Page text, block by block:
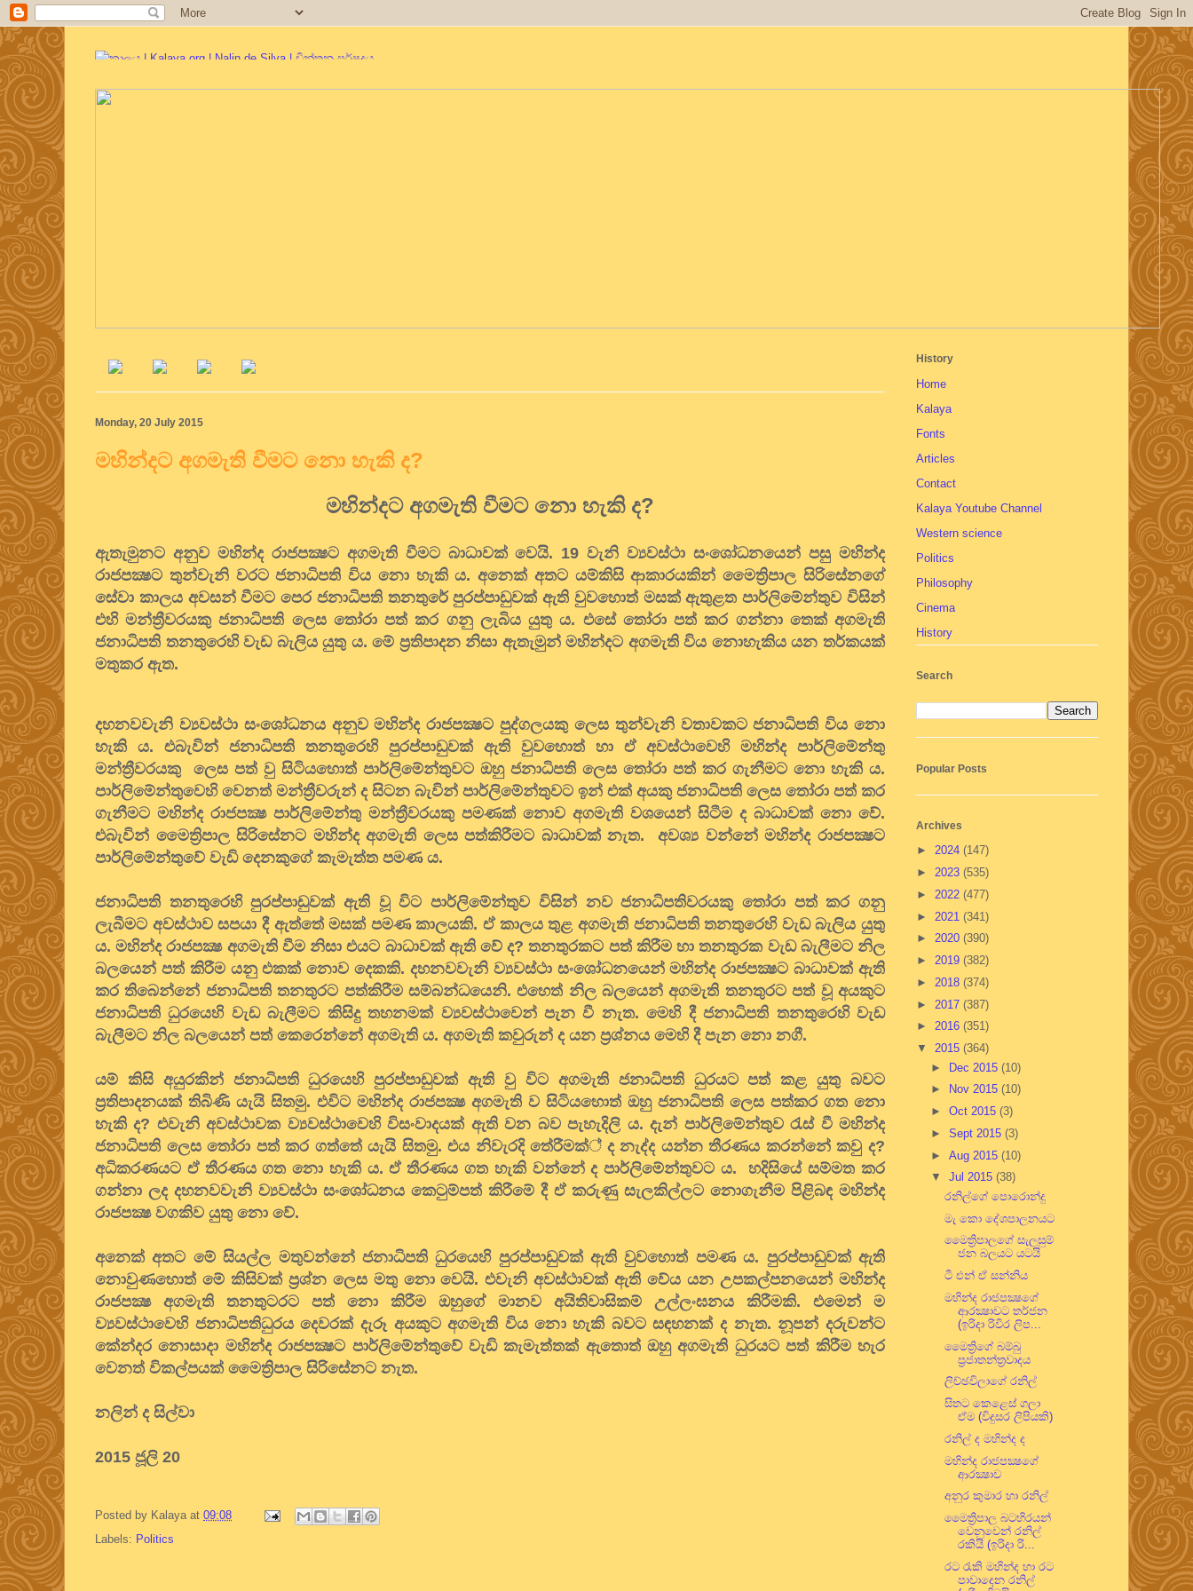
Monday, 20 July 2015
මහින්දට අගමැති වීමට නො හැකි ද?
මහින්දට අගමැති වීමට නො හැකි ද?
ඇතැමුනට අනුව මහින්ද රාජපක්‍ෂට අගමැති වීමට බාධාවක් වෙයි. 19 වැනි ව්‍යවස්ථා සංශෝධනයෙන් පසු මහින්ද
රාජපක්‍ෂට තුන්වැනි වරට ජනාධිපති විය නො හැකි ය. අනෙක් අතට යම්කිසි ආකාරයකින් මෛත්‍රිපාල සිරිසේනගේ
සේවා කාලය අවසන් වීමට පෙර ජනාධිපති තනතුරේ පුරප්පාඩුවක් ඇති වුවහොත් මසක් ඇතුළත පාර්ලිමේන්තුව විසින්
එහි මන්ත්‍රීවරයකු ජනාධිපති ලෙස තෝරා පත් කර ගනු ලැබිය යුතු ය. එසේ තෝරා පත් කර ගන්නා තෙක් අගමැති
ජනාධිපති තනතුරෙහි වැඩ බැලිය යුතු ය. මේ ප්‍රතිපාදන නිසා ඇතැමුන් මහින්දට අගමැති විය නොහැකිය යන තර්කයක්
මතුකර ඇත.
දහනවවැනි ව්‍යවස්ථා සංශෝධනය අනුව මහින්ද රාජපක්‍ෂට පුද්ගලයකු ලෙස තුන්වැනි වතාවකට ජනාධිපති විය නො
හැකි ය. එබැවින් ජනාධිපති තනතුරෙහි පුරප්පාඩුවක් ඇති වුවහොත් හා ඒ අවස්ථාවෙහි මහින්ද පාර්ලිමේන්තු
මන්ත්‍රීවරයකු ලෙස පත් වු සිටියහොත් පාර්ලිමේන්තුවට ඔහු ජනාධිපති ලෙස තෝරා පත් කර ගැනීමට නො හැකි ය.
පාර්ලිමේන්තුවෙහි වෙනත් මන්ත්‍රීවරුන් ද සිටන බැවින් පාර්ලිමේන්තුවට ඉන් එක් අයකු ජනාධිපති ලෙස තෝරා පත් කර
ගැනීමට මහින්ද රාජපක්‍ෂ පාර්ලිමේන්තු මන්ත්‍රීවරයකු පමණක් නොව අගමැති වශයෙන් සිටීම ද බාධාවක් නො වේ.
එබැවින් මෛත්‍රිපාල සිරිසේනට මහින්ද අගමැති ලෙස පත්කිරීමට බාධාවක් නැත. අවශ්‍ය වන්නේ මහින්ද රාජපක්‍ෂට
පාර්ලිමේන්තුවේ වැඩි දෙනකුගේ කැමැත්ත පමණ ය.
ජනාධිපති තනතුරෙහි පුරප්පාඩුවක් ඇති වූ විට පාර්ලිමේන්තුව විසින් නව ජනාධිපතිවරයකු තෝරා පත් කර ගනු
ලැබීමට අවස්ථාව සපයා දී ඇත්තේ මසක් පමණ කාලයකි. ඒ කාලය තුළ අගමැති ජනාධිපති තනතුරෙහි වැඩ බැලිය යුතු
ය. මහින්ද රාජපක්‍ෂ අගමැති වීම නිසා එයට බාධාවක් ඇති වේ ද? තනතුරකට පත් කිරීම හා තනතුරක වැඩ බැලීමට නිල
බලයෙන් පත් කිරීම යනු එකක් නොව දෙකකි. දහනවවැනි ව්‍යවස්ථා සංශෝධනයෙන් මහින්ද රාජපක්‍ෂට බාධාවක් ඇති
කර තිබෙන්නේ ජනාධිපති තනතුරට පත්කිරීම සම්බන්ධයෙනි. එහෙත් නිල බලයෙන් අගමැති තනතුරට පත් වූ අයකුට
ජනාධිපති ධුරයෙහි වැඩ බැලීමට කිසිදු තහනමක් ව්‍යවස්ථාවෙන් පැන වී නැත. මෙහි දී ජනාධිපති තනතුරෙහි වැඩ
බැලීමට නිල බලයෙන් පත් කෙරෙන්නේ අගමැති ය. අගමැති කවුරුන් ද යන ප්‍රශ්නය මෙහි දී පැන නො නගී.
යම් කිසි අයුරකින් ජනාධිපති ධුරයෙහි පුරප්පාඩුවක් ඇති වු විට අගමැති ජනාධිපති ධුරයට පත් කළ යුතු බවට
ප්‍රතිපාදනයක් තිබිණි යැයි සිතමු. එවිට මහින්ද රාජපක්‍ෂ අගමැති ව සිටියහොත් ඔහු ජනාධිපති ලෙස පත්කර ගත නො
හැකි ද? එවැනි අවස්ථාවක ව්‍යවස්ථාවෙහි විසංවාදයක් ඇති වන බව පැහැදිලි ය. දැන් පාර්ලිමේන්තුව රැස් වී මහින්ද
ජනාධිපති ලෙස තෝරා පත් කර ගත්තේ යැයි සිතමු. එය නිවැරදි තේරීමක්් ද නැද්ද යන්න තීරණය කරන්නේ කවු ද?
අධිකරණයට ඒ තීරණය ගත නො හැකි ය. ඒ තීරණය ගත හැකි වන්නේ ද පාර්ලිමේන්තුවට ය. හදිසියේ සම්මත කර
ගන්නා ලද දහනවවැනි ව්‍යවස්ථා සංශෝධනය කෙටුම්පත් කිරීමේ දී ඒ කරුණු සැලකිල්ලට නොගැනීම පිළිබඳ මහින්ද
රාජපක්‍ෂ වගකිව යුතු නො වේ.
අනෙක් අතට මේ සියල්ල මතුවන්නේ ජනාධිපති ධුරයෙහි පුරප්පාඩුවක් ඇති වුවහොත් පමණ ය. පුරප්පාඩුවක් ඇති
නොවුණහොත් මේ කිසිවක් ප්‍රශ්න ලෙස මතු නො වෙයි. එවැනි අවස්ථාවක් ඇති වේය යන උපකල්පනයෙන් මහින්ද
රාජපක්‍ෂ අගමැති තනතුටරට පත් නො කිරීම ඔහුගේ මානව අයිතිවාසිකම් උල්ලංඝනය කිරීමකි. එමෙන් ම
ව්‍යවස්ථාවෙහි ජනාධිපතිධුරය දෙවරක් දැරූ අයකුට අගමැති විය නො හැකි බවට සඳහනක් ද නැත. නූපන් දරුවන්ට
කේන්දර නොසාදා මහින්ද රාජපක්‍ෂට පාර්ලිමේන්තුවේ වැඩි කැමැත්තක් ඇතොත් ඔහු අගමැති ධුරයට පත් කිරීම හැර
වෙනත් විකල්පයක් මෛත්‍රිපාල සිරිසේනට නැත.
නලින් ද සිල්වා
2015 ජූලි 20
Posted by Kalaya at 09:08
Labels: Politics
History
Home
Kalaya
Fonts
Articles
Contact
Kalaya Youtube Channel
Western science
Politics
Philosophy
Cinema
History
Search
Popular Posts
Archives
► 2024 (147)
► 2023 (535)
► 2022 (477)
► 2021 (341)
► 2020 (390)
► 2019 (382)
► 2018 (374)
► 2017 (387)
► 2016 (351)
▼ 2015 (364)
► Dec 2015 (10)
►
Nov 2015 (10)
► Oct 2015 (3)
► Sept 2015 (3)
► Aug 2015 (10)
▼ Jul 2015 (38)
රනිල්ගේ පොරොන්දු
මැ කො දේශපාලනයට
මෛත්‍රිපාලගේ සැලසුම්
ජන බලයට යටයි
ටී එන් ඒ සන්නිය
මහින්ද රාජපක්‍ෂගේ
ආරක්‍ෂාවට තර්ජන
(ඉරිදා රිවිර ලිප...
මෛත්‍රිගේ බම්බු
ප්‍රජාතන්ත්‍රවාදය
ලිච්ඡවිලාගේ රනිල්
සිතට කෙළෙස් ගලා
ඒම (විදුසර ලිපියකි)
රනිල් ද මහින්ද ද
මහින්ද රාජපක්‍ෂගේ
ආරක්‍ෂාව
අනුර කුමාර හා රනිල්
මෛත්‍රිපාල බටහිරයන්
වෙනුවෙන් රනිල්
රකියි (ඉරිදා රි...
රට රැකි මහින්ද හා රට
පාවාදෙන රනිල්